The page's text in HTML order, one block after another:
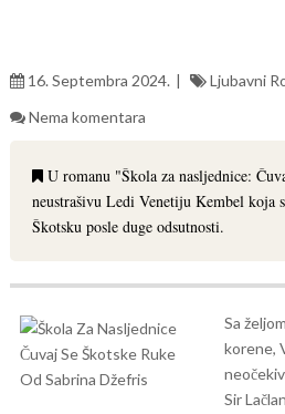
16. Septembra 2024.
Ljubavni
Nema komentara
U romanu "Škola za nasljednice:
neustrašivu Ledi Venetiju Kembel koja
Škotsku posle duge odsutnosti.
Sa
korene,
Sir